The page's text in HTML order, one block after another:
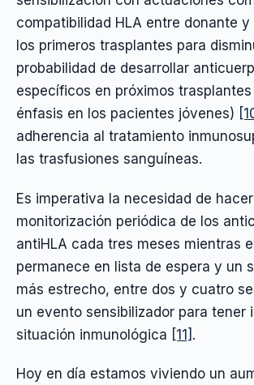
compatibilidad HLA entre donante
los primeros trasplantes para
probabilidad de desarrollar
específicos en próximos trasplantes
énfasis en los pacientes jóvenes)
adherencia al tratamiento
las trasfusiones sanguíneas.
Es imperativa la necesidad de
monitorización periódica de los
antiHLA cada tres meses mientras
permanece en lista de espera y un
más estrecho, entre dos y cuatro
un evento sensibilizador para tener
situación inmunológica [11] .
Hoy en día estamos viviendo un